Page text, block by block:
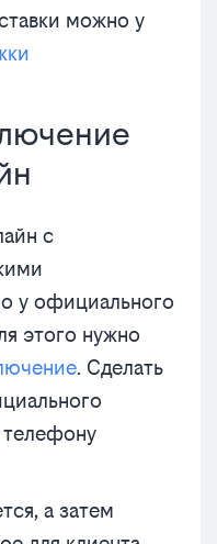
можно у
с
у официального
этого нужно
. Сделать
телефону
а затем